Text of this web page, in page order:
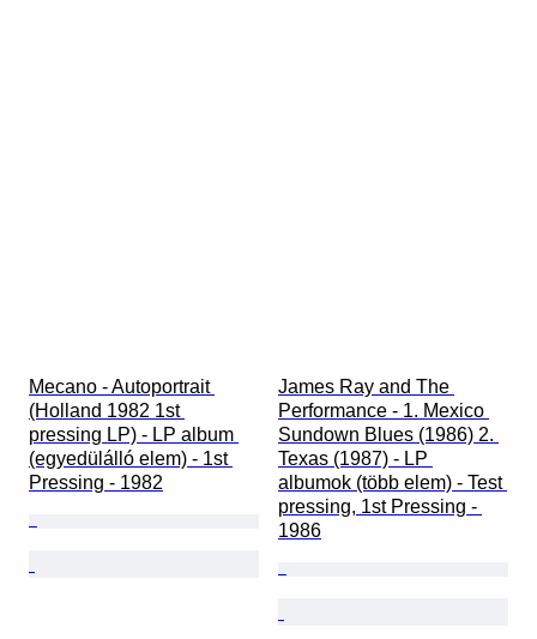
Mecano - Autoportrait
(Holland 1982 1st
pressing LP) - LP album
(egyedülálló elem) - 1st
Pressing - 1982
James Ray and The
Performance - 1. Mexico
Sundown Blues (1986) 2.
Texas (1987) - LP
albumok (több elem) - Test
pressing, 1st Pressing -
1986